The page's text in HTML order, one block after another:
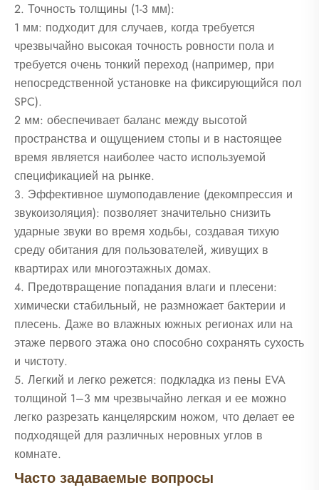
2. Точность толщины (1-3 мм):
1 мм: подходит для случаев, когда требуется
чрезвычайно высокая точность ровности пола и
требуется очень тонкий переход (например, при
непосредственной установке на фиксирующийся пол
SPC).
2 мм: обеспечивает баланс между высотой
пространства и ощущением стопы и в настоящее
время является наиболее часто используемой
спецификацией на рынке.
3. Эффективное шумоподавление (декомпрессия и
звукоизоляция): позволяет значительно снизить
ударные звуки во время ходьбы, создавая тихую
среду обитания для пользователей, живущих в
квартирах или многоэтажных домах.
4. Предотвращение попадания влаги и плесени:
химически стабильный, не размножает бактерии и
плесень. Даже во влажных южных регионах или на
этаже первого этажа оно способно сохранять сухость
и чистоту.
5. Легкий и легко режется: подкладка из пены EVA
толщиной 1–3 мм чрезвычайно легкая и ее можно
легко разрезать канцелярским ножом, что делает ее
подходящей для различных неровных углов в
комнате.
Часто задаваемые вопросы